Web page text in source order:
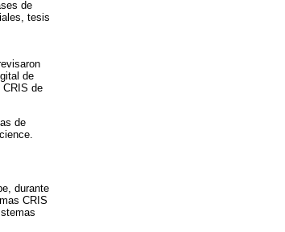
de
tesis
de
CRIS de
de
durante
CRIS